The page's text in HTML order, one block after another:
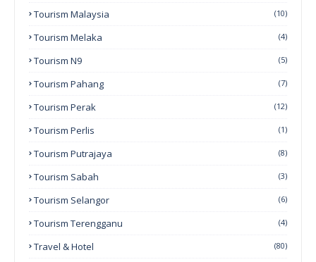
Tourism Malaysia (10)
Tourism Melaka (4)
Tourism N9 (5)
Tourism Pahang (7)
Tourism Perak (12)
Tourism Perlis (1)
Tourism Putrajaya (8)
Tourism Sabah (3)
Tourism Selangor (6)
Tourism Terengganu (4)
Travel & Hotel (80)